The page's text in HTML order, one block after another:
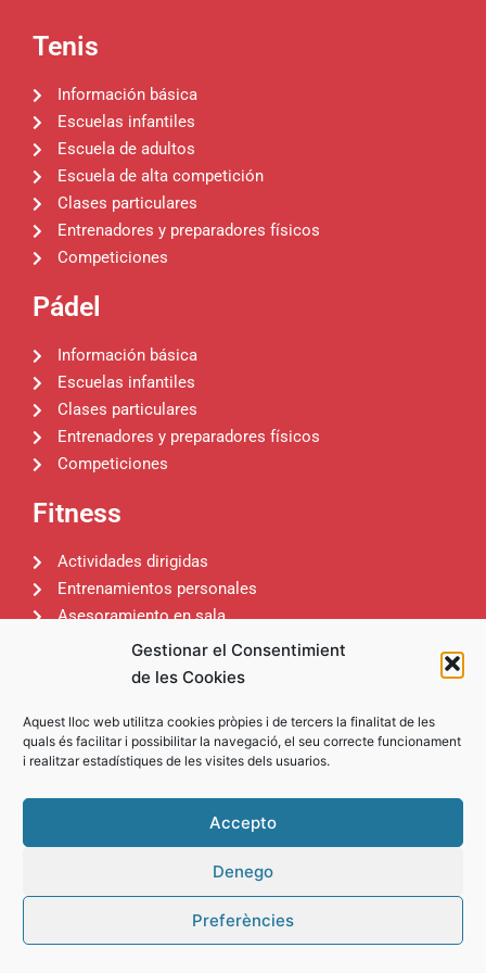
Gestionar el Consentimient
de les Cookies
Aquest lloc web utilitza cookies pròpies i de tercers la finalitat de les
quals és facilitar i possibilitar la navegació, el seu correcte funcionament
i realitzar estadístiques de les visites dels usuarios.
Accepto
Denego
Preferències
Tenis
Información básica
Escuelas infantiles
Escuela de adultos
Escuela de alta competición
Clases particulares
Entrenadores y preparadores físicos
Competiciones
Pádel
Información básica
Escuelas infantiles
Clases particulares
Entrenadores y preparadores físicos
Competiciones
Fitness
Actividades dirigidas
Entrenamientos personales
Asesoramiento en sala